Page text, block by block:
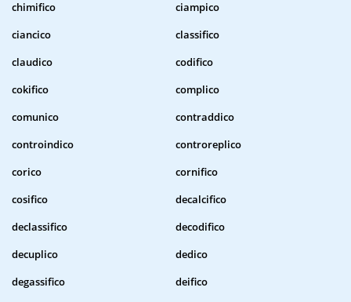
chimifico
ciampico
ciancico
classifico
claudico
codifico
cokifico
complico
comunico
contraddico
controindico
controreplico
corico
cornifico
cosifico
decalcifico
declassifico
decodifico
decuplico
dedico
degassifico
deifico